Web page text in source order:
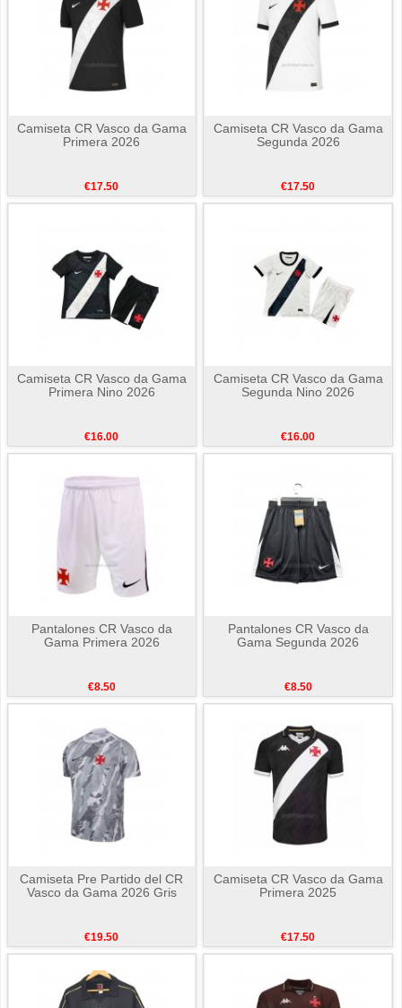
Camiseta CR Vasco da Gama
Primera 2026
€17.50
Camiseta CR Vasco da Gama
Segunda 2026
€17.50
Camiseta CR Vasco da Gama
Primera Nino 2026
€16.00
Camiseta CR Vasco da Gama
Segunda Nino 2026
€16.00
Pantalones CR Vasco da
Gama Primera 2026
€8.50
Pantalones CR Vasco da
Gama Segunda 2026
€8.50
Camiseta Pre Partido del CR
Vasco da Gama 2026 Gris
€19.50
Camiseta CR Vasco da Gama
Primera 2025
€17.50